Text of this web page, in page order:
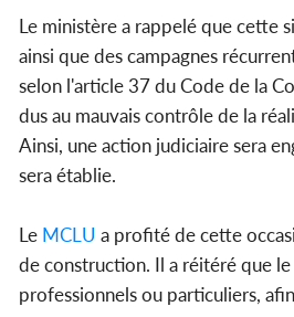
Le ministère a rappelé que cette
ainsi que des campagnes
selon l'article 37 du Code de la
dus au mauvais contrôle de la
Ainsi, une action judiciaire sera
sera établie.
Le MCLU a profité de cette
de construction. Il a réitéré que
professionnels ou particuliers,